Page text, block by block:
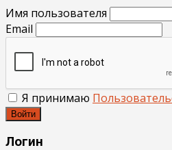
Имя пользователя
Email
Я принимаю
Войти
Логин